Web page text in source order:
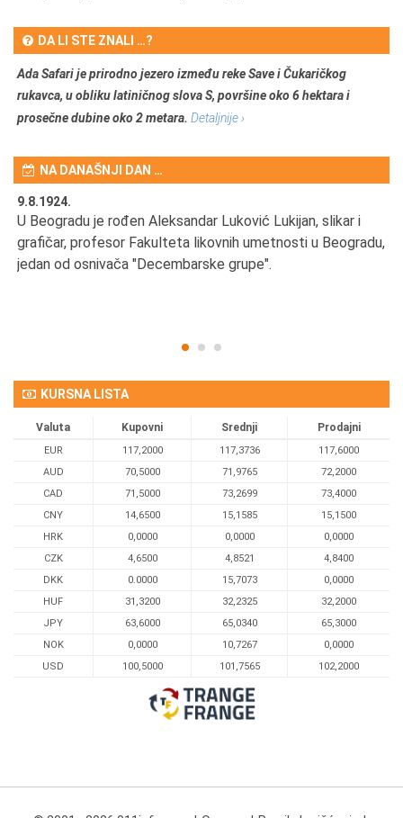
DA LI STE ZNALI …?
Ada Safari je prirodno jezero između reke Save i Čukaričkog
rukavca, u obliku latiničnog slova S, površine oko 6 hektara i
prosečne dubine oko 2 metara. Detaljnije ›
NA DANAŠNJI DAN …
9.8.1924.
U Beogradu je rođen Aleksandar Luković Lukijan, slikar i
grafičar, profesor Fakulteta likovnih umetnosti u Beogradu,
jedan od osnivača "Decembarske grupe".
KURSNA LISTA
Valuta Kupovni Srednji Prodajni
EUR 117,2000 117,3736
117,6000
AUD
70,5000 71,9765
72,2000
CAD
71,5000 73,2699
73,4000
CNY
14,6500 15,1585
15,1500
HRK
0,0000 0,0000
0,0000
CZK
4,6500 4,8521
4,8400
DKK
0.0000 15,7073
0,0000
HUF
31,3200 32,2325
32,2000
JPY
63,6000 65,0340
65,3000
NOK
0,0000 10,7267
0,0000
USD
100,5000 101,7565 102,2000